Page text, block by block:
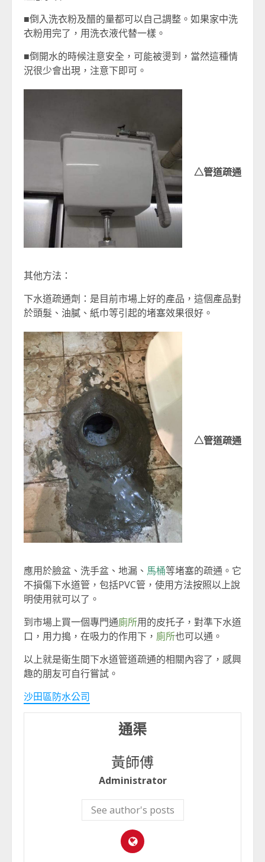
■倒入洗衣粉及醋的量都可以自己調整。如果家中洗
衣粉用完了，用洗衣液代替一樣。
■倒開水的時候注意安全，可能被燙到，當然這種情
況很少會出現，注意下即可。
△管道疏通
其他方法：
下水道疏通劑：是目前市場上好的產品，這個產品對
於頭髮、油膩、紙巾等引起的堵塞效果很好。
△管道疏通
應用於臉盆、洗手盆、地漏、 馬桶等堵塞的疏通。它
不損傷下水道管，包括PVC管，使用方法按照以上說
明使用就可以了。
到市場上買一個專門通廁所用的皮托子，對準下水道
口，用力搗，在吸力的作用下， 廁所也可以通。
以上就是衛生間下水道管道疏通的相關內容了，感興
趣的朋友可自行嘗試。
沙田區防水公司
通渠
黃師傅
Administrator
See author's posts